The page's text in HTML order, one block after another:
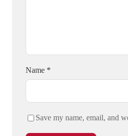
Name *
Save my name, email, and